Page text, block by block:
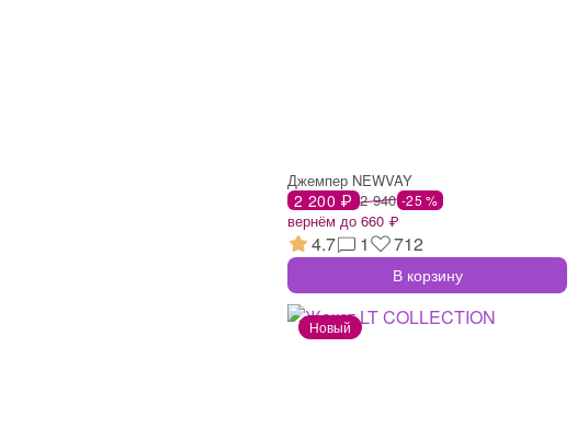
Джемпер NEWVAY
2 200 ₽ 2 940 -25 %
вернём до 660 ₽
4.7 1 712
В корзину